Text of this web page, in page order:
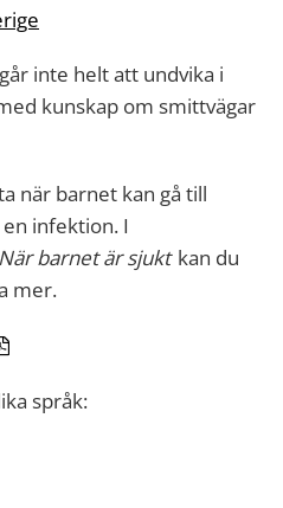
inte helt att undvika i
kunskap om smittvägar
när barnet kan gå till
infektion. I
När barnet är sjuktkan du
mer.
språk: